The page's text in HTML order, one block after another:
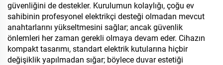
güvenliğini de destekler. Kurulumun kolaylığı, çoğu ev
sahibinin profesyonel elektrikçi desteği olmadan mevcut
anahtarlarını yükseltmesini sağlar; ancak güvenlik
önlemleri her zaman gerekli olmaya devam eder. Cihazın
kompakt tasarımı, standart elektrik kutularına hiçbir
değişiklik yapılmadan sığar; böylece duvar estetiği